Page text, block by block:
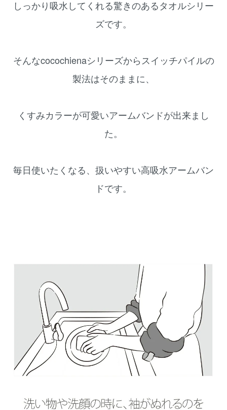
しっかり吸水してくれる驚きのあるタオルシリー
ズです。
そんなcocochienaシリーズからスイッチパイルの
製法はそのままに、
くすみカラーが可愛いアームバンドが出来まし
た。
毎日使いたくなる、扱いやすい高吸水アームバン
ドです。